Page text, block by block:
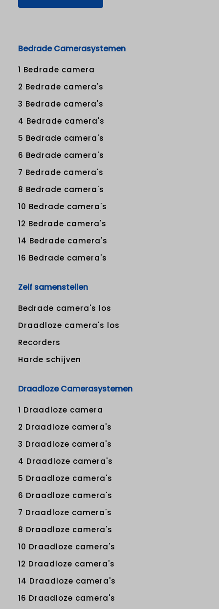
Bedrade Camerasystemen
1 Bedrade camera
2 Bedrade camera's
3 Bedrade camera's
4 Bedrade camera's
5 Bedrade camera's
6 Bedrade camera's
7 Bedrade camera's
8 Bedrade camera's
10 Bedrade camera's
12 Bedrade camera's
14 Bedrade camera's
16 Bedrade camera's
Zelf samenstellen
Bedrade camera's los
Draadloze camera's los
Recorders
Harde schijven
Draadloze Camerasystemen
1 Draadloze camera
2 Draadloze camera's
3 Draadloze camera's
4 Draadloze camera's
5 Draadloze camera's
6 Draadloze camera's
7 Draadloze camera's
8 Draadloze camera's
10 Draadloze camera's
12 Draadloze camera's
14 Draadloze camera's
16 Draadloze camera's